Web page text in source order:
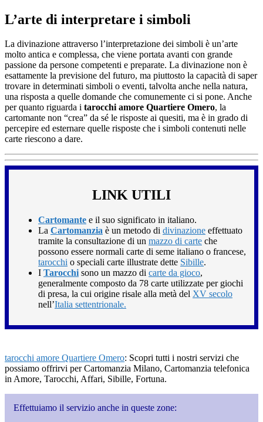
L’arte di interpretare i simboli
La divinazione attraverso l’interpretazione dei simboli è un’arte
molto antica e complessa, che viene portata avanti con grande
passione da persone competenti e preparate. La divinazione non è
esattamente la previsione del futuro, ma piuttosto la capacità di saper
trovare in determinati simboli o eventi, talvolta anche nella natura,
una risposta a quelle domande che comunemente ci si pone. Anche
per quanto riguarda i tarocchi amore Quartiere Omero, la
cartomante non “crea” da sé le risposte ai quesiti, ma è in grado di
percepire ed esternare quelle risposte che i simboli contenuti nelle
carte riescono a dare.
LINK UTILI
Cartomante e il suo significato in italiano.
La Cartomanzia è un metodo di divinazione effettuato
tramite la consultazione di un mazzo di carte che
possono essere normali carte di seme italiano o francese,
tarocchi o speciali carte illustrate dette Sibille.
I Tarocchi sono un mazzo di carte da gioco,
generalmente composto da 78 carte utilizzate per giochi
di presa, la cui origine risale alla metà del XV secolo
nell’Italia settentrionale.
tarocchi amore Quartiere Omero: Scopri tutti i nostri servizi che
possiamo offrirvi per Cartomanzia Milano, Cartomanzia telefonica
in Amore, Tarocchi, Affari, Sibille, Fortuna.
Effettuiamo il servizio anche in queste zone: